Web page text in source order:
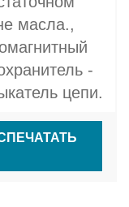
масла.,
-
цепи.